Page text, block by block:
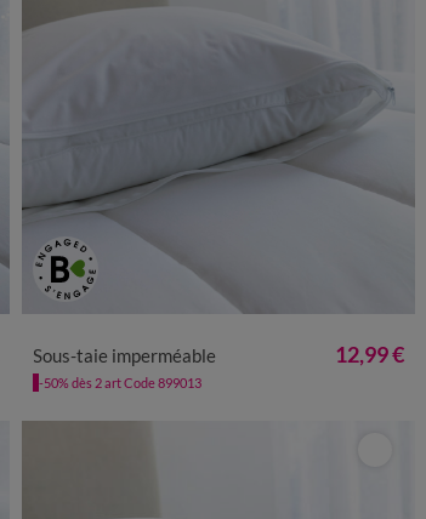
Sous-taie imperméable 12,99 €
-50% dès 2 art Code 899013